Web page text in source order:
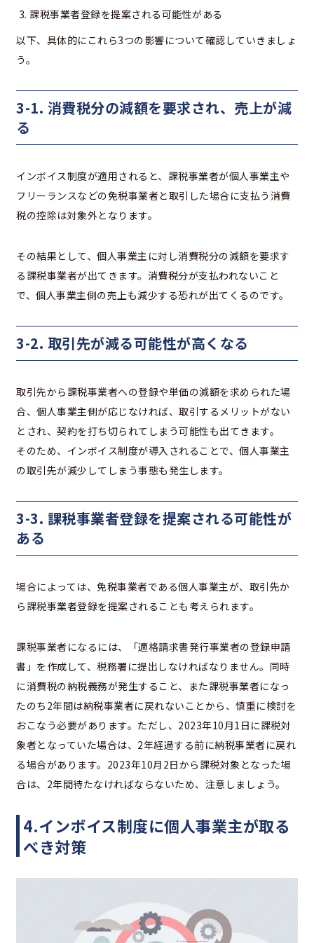
課税事業者登録を提案される可能性がある
以下、具体的にこれら3つの影響について確認していきましょ
う。
3-1. 消費税分の減額を要求され、売上が減
る
インボイス制度が適用されると、課税事業者が個人事業主や
フリーランスなどの免税事業者と取引した場合に支払う消費
税の控除は対象外となります。
その結果として、個人事業主に対し消費税分の減額を要求す
る課税事業者が出てきます。消費税分が支払われないこと
で、個人事業主側の売上も減少する恐れが出てくるのです。
3-2. 取引先が減る可能性が高くなる
取引先から課税事業者への登録や単価の減額を求められた場
合、個人事業主側が応じなければ、取引するメリットがない
とされ、契約を打ち切られてしまう可能性も出てきます。
そのため、インボイス制度が導入されることで、個人事業主
の取引先が減少してしまう事態も発生します。
3-3. 課税事業者登録を提案される可能性が
ある
場合によっては、免税事業者である個人事業主が、取引先か
ら課税事業者登録を提案されることも考えられます。
課税事業者になるには、「適格請求書発行事業者の登録申請
書」を作成して、税務署に提出しなければなりません。同時
に消費税の納税義務が発生すること、また課税事業者になっ
たのち2年間は納税事業者に戻れないことから、慎重に検討を
おこなう必要があります。ただし、2023年10月1日に課税対
象者となっていた場合は、2年経過する前に納税事業者に戻れ
る場合があります。2023年10月2日から課税対象となった場
合は、2年間待たなければならないため、注意しましょう。
4.インボイス制度に個人事業主が取る
べき対策